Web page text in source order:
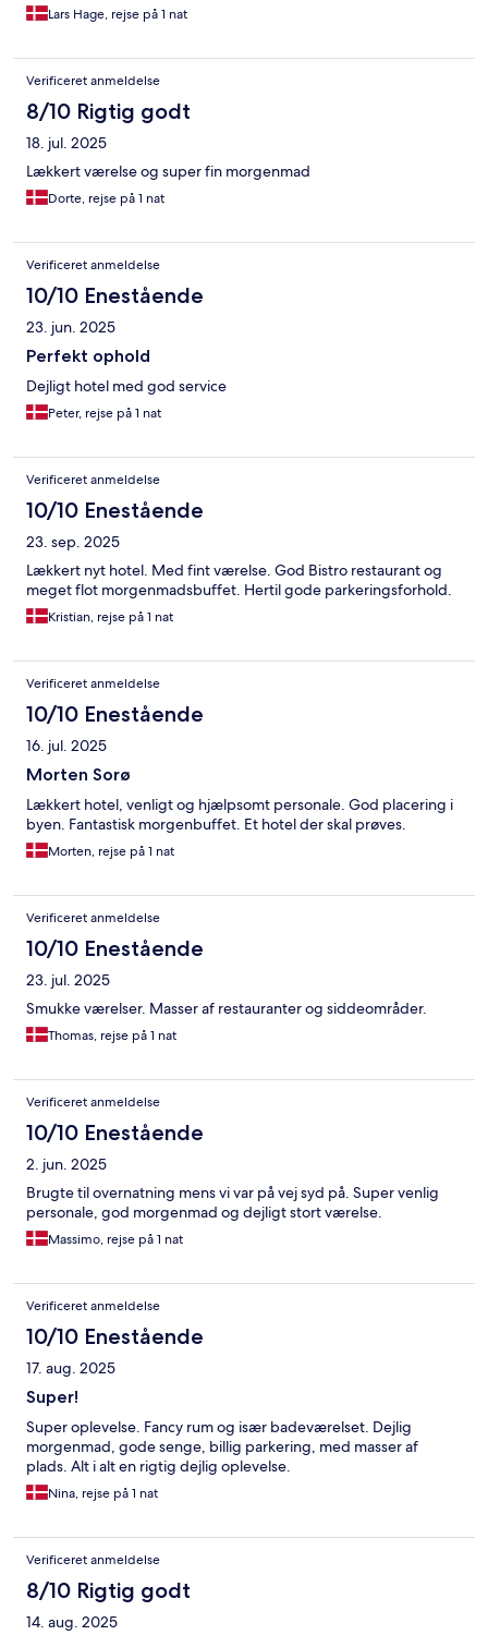
Lars Hage, rejse på 1 nat
Verificeret anmeldelse
8/10 Rigtig godt
18. jul. 2025
Lækkert værelse og super fin morgenmad
Dorte, rejse på 1 nat
Verificeret anmeldelse
10/10 Enestående
23. jun. 2025
Perfekt ophold
Dejligt hotel med god service
Peter, rejse på 1 nat
Verificeret anmeldelse
10/10 Enestående
23. sep. 2025
Lækkert nyt hotel. Med fint værelse. God Bistro restaurant og
meget flot morgenmadsbuffet. Hertil gode parkeringsforhold.
Kristian, rejse på 1 nat
Verificeret anmeldelse
10/10 Enestående
16. jul. 2025
Morten Sorø
Lækkert hotel, venligt og hjælpsomt personale. God placering i
byen. Fantastisk morgenbuffet. Et hotel der skal prøves.
Morten, rejse på 1 nat
Verificeret anmeldelse
10/10 Enestående
23. jul. 2025
Smukke værelser. Masser af restauranter og siddeområder.
Thomas, rejse på 1 nat
Verificeret anmeldelse
10/10 Enestående
2. jun. 2025
Brugte til overnatning mens vi var på vej syd på. Super venlig
personale, god morgenmad og dejligt stort værelse.
Massimo, rejse på 1 nat
Verificeret anmeldelse
10/10 Enestående
17. aug. 2025
Super!
Super oplevelse. Fancy rum og især badeværelset. Dejlig
morgenmad, gode senge, billig parkering, med masser af
plads. Alt i alt en rigtig dejlig oplevelse.
Nina, rejse på 1 nat
Verificeret anmeldelse
8/10 Rigtig godt
14. aug. 2025